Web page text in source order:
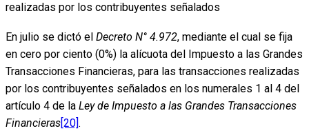
realizadas por los contribuyentes señalados
En julio se dictó el Decreto N° 4.972, mediante el cual se fija
en cero por ciento (0%) la alícuota del Impuesto a las Grandes
Transacciones Financieras, para las transacciones realizadas
por los contribuyentes señalados en los numerales 1 al 4 del
artículo 4 de la Ley de Impuesto a las Grandes Transacciones
Financieras [20] .